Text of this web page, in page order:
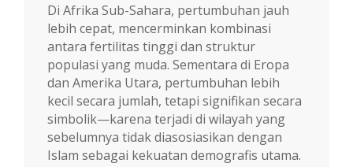
Di Afrika Sub-Sahara, pertumbuhan jauh
lebih cepat, mencerminkan kombinasi
antara fertilitas tinggi dan struktur
populasi yang muda. Sementara di Eropa
dan Amerika Utara, pertumbuhan lebih
kecil secara jumlah, tetapi signifikan secara
simbolik—karena terjadi di wilayah yang
sebelumnya tidak diasosiasikan dengan
Islam sebagai kekuatan demografis utama.